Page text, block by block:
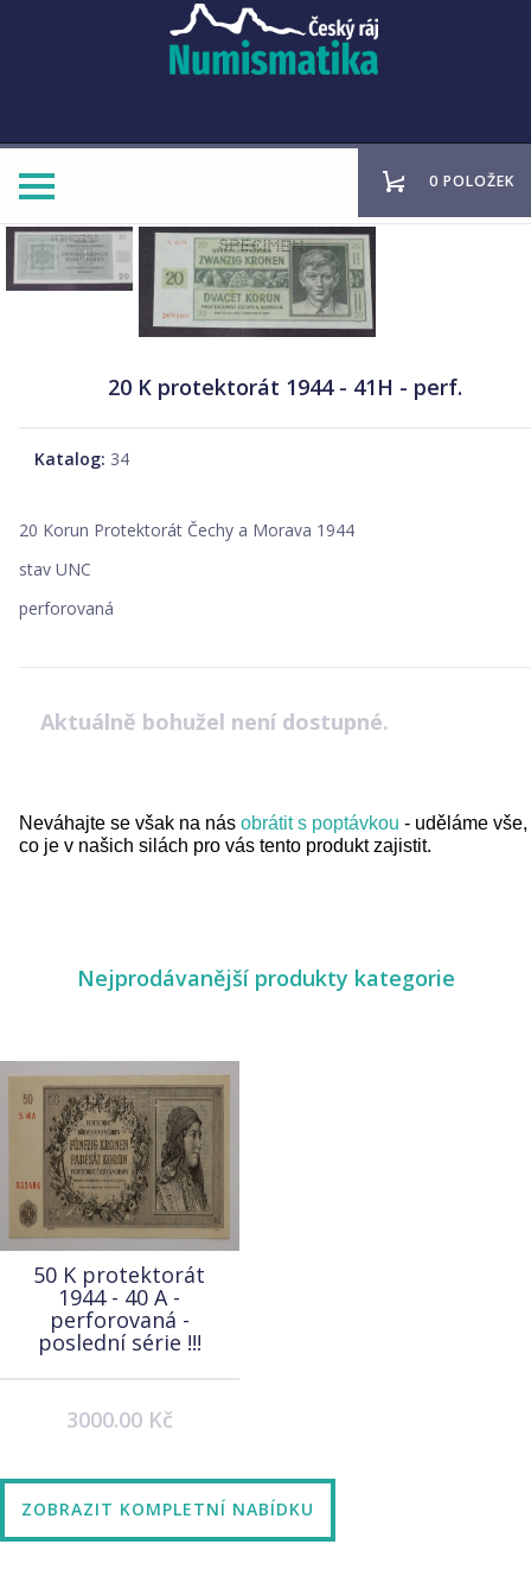
0 POLOŽEK
20 K protektorát 1944 - 41H - perf.
Katalog: 34
20 Korun Protektorát Čechy a Morava 1944
stav UNC
perforovaná
Aktuálně bohužel není dostupné.
Neváhajte se však na nás obrátit s poptávkou - uděláme vše,
co je v našich silách pro vás tento produkt zajistit.
Nejprodávanější produkty kategorie
50 K protektorát
1944 - 40 A -
perforovaná -
poslední série !!!
3000.00 Kč
ZOBRAZIT KOMPLETNÍ NABÍDKU